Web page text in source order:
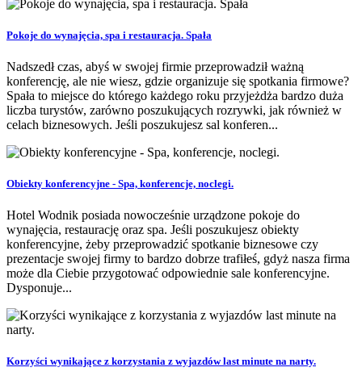
Pokoje do wynajęcia, spa i restauracja. Spała
Nadszedł czas, abyś w swojej firmie przeprowadził ważną
konferencję, ale nie wiesz, gdzie organizuje się spotkania firmowe?
Spała to miejsce do którego każdego roku przyjeżdża bardzo duża
liczba turystów, zarówno poszukujących rozrywki, jak również w
celach biznesowych. Jeśli poszukujesz sal konferen...
Obiekty konferencyjne - Spa, konferencje, noclegi.
Hotel Wodnik posiada nowocześnie urządzone pokoje do
wynajęcia, restaurację oraz spa. Jeśli poszukujesz obiekty
konferencyjne, żeby przeprowadzić spotkanie biznesowe czy
prezentacje swojej firmy to bardzo dobrze trafiłeś, gdyż nasza firma
może dla Ciebie przygotować odpowiednie sale konferencyjne.
Dysponuje...
Korzyści wynikające z korzystania z wyjazdów last minute na narty.